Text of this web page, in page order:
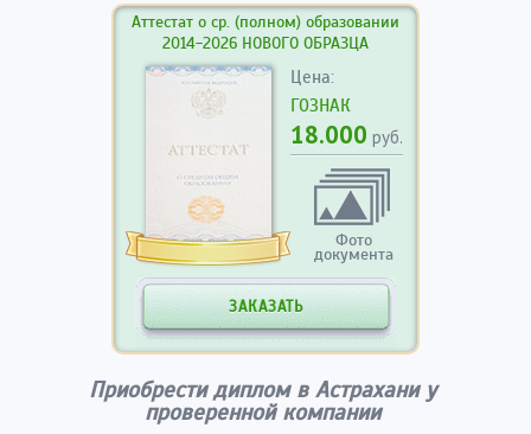
Аттестат о ср. (полном) образовании
2014-2026 НОВОГО ОБРАЗЦА
Цена:
ГОЗНАК
18.000 руб.
Фото
документа
ЗАКАЗАТЬ
Приобрести диплом в Астрахани у
проверенной компании